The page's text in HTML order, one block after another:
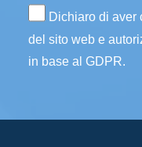
Dichiaro di aver
del sito web e
in base al GDPR.